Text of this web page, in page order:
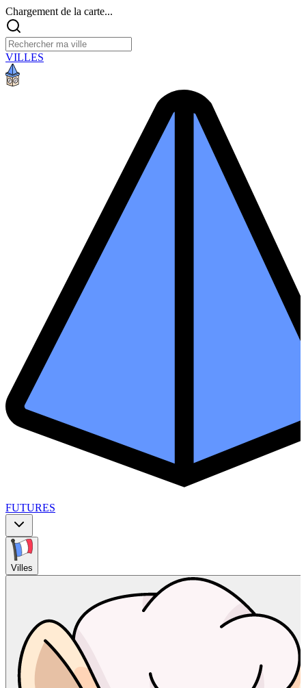
Chargement de la carte...
VILLES
FUTURES
Villes